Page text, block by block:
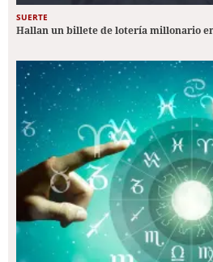
SUERTE
Hallan un billete de lotería millonario